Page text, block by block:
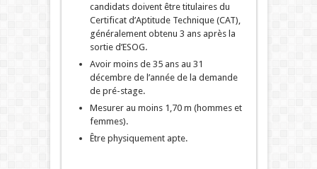
candidats doivent être titulaires du
Certificat d’Aptitude Technique (CAT),
généralement obtenu 3 ans après la
sortie d’ESOG.
Avoir moins de 35 ans au 31
décembre de l’année de la demande
de pré-stage.
Mesurer au moins 1,70 m (hommes et
femmes).
Être physiquement apte.